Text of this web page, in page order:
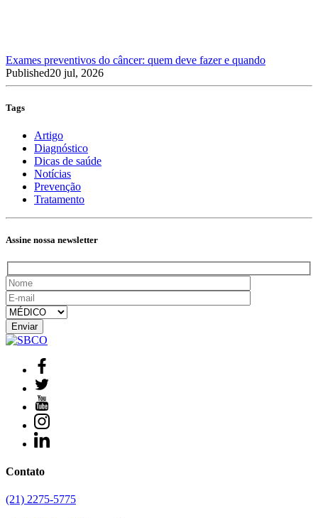
Exames preventivos do câncer: quem deve fazer e quando
Published20 jul, 2026
Tags
Artigo
Diagnóstico
Dicas de saúde
Notícias
Prevenção
Tratamento
Assine nossa newsletter
Contato
(21) 2275-5775